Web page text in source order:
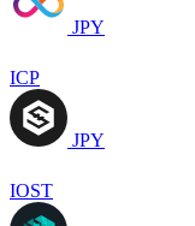
JPY
ICP
JPY
IOST